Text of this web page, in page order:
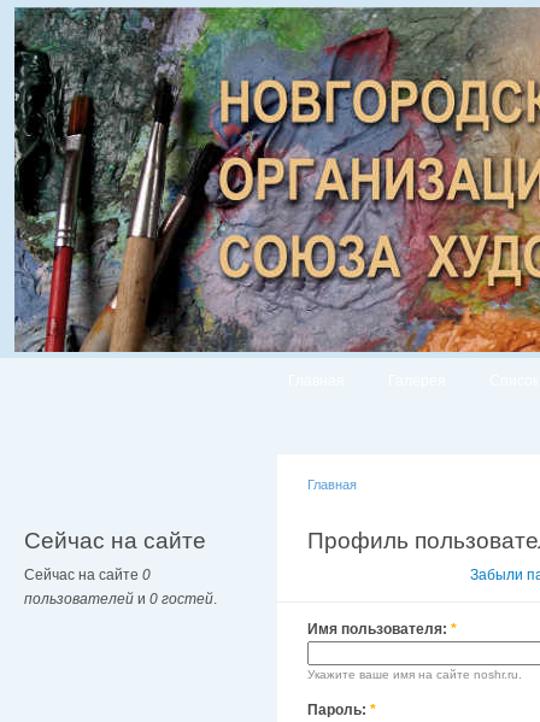
Сейчас на сайте
Сейчас на сайте 0
пользователей и 0 гостей.
Главная
Профиль
Забыли
Имя пользователя: *
Укажите ваше имя на сайте noshr.ru.
Пароль: *